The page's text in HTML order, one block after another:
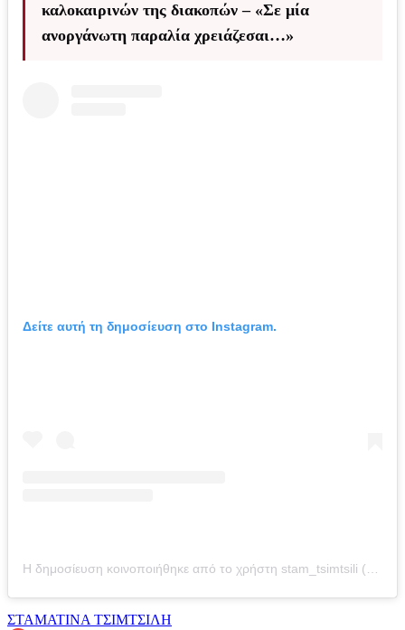
καλοκαιρινών της διακοπών – «Σε μία
ανοργάνωτη παραλία χρειάζεσαι…»
Δείτε αυτή τη δημοσίευση στο Instagram.
Η δημοσίευση κοινοποιήθηκε από το χρήστη stam_tsimtsili (@stam_tsimtsili)
ΣΤΑΜΑΤΙΝΑ ΤΣΙΜΤΣΙΛΗ